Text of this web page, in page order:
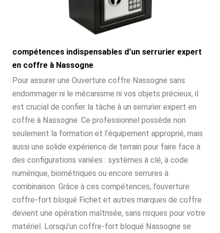
compétences indispensables d’un serrurier expert
en coffre à Nassogne
Pour assurer une Ouverture coffre Nassogne sans
endommager ni le mécanisme ni vos objets précieux, il
est crucial de confier la tâche à un serrurier expert en
coffre à Nassogne. Ce professionnel possède non
seulement la formation et l’équipement approprié, mais
aussi une solide expérience de terrain pour faire face à
des configurations variées : systèmes à clé, à code
numérique, biométriques ou encore serrures à
combinaison. Grâce à ces compétences, l’ouverture
coffre-fort bloqué Fichet et autres marques de coffre
devient une opération maîtrisée, sans risques pour votre
matériel. Lorsqu’un coffre-fort bloqué Nassogne se